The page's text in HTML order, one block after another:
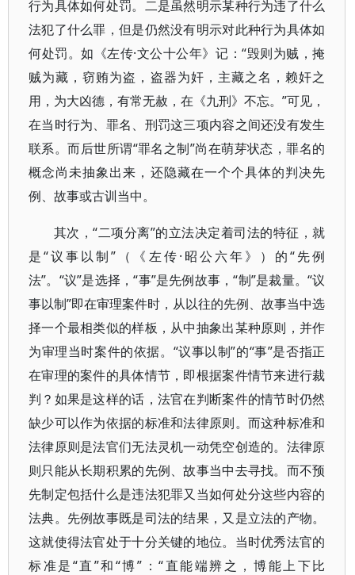
行为具体如何处罚。二是虽然明示某种行为违了什么
法犯了什么罪，但是仍然没有明示对此种行为具体如
何处罚。如《左传·文公十公年》记：“毁则为贼，掩
贼为藏，窃贿为盗，盗器为奸，主藏之名，赖奸之
用，为大凶德，有常无赦，在《九刑》不忘。”可见，
在当时行为、罪名、刑罚这三项内容之间还没有发生
联系。而后世所谓“罪名之制”尚在萌芽状态，罪名的
概念尚未抽象出来，还隐藏在一个个具体的判决先
例、故事或古训当中。
其次，“二项分离”的立法决定着司法的特征，就
是“议事以制”（《左传·昭公六年》）的“先例
法”。“议”是选择，“事”是先例故事，“制”是裁量。“议
事以制”即在审理案件时，从以往的先例、故事当中选
择一个最相类似的样板，从中抽象出某种原则，并作
为审理当时案件的依据。“议事以制”的“事”是否指正
在审理的案件的具体情节，即根据案件情节来进行裁
判？如果是这样的话，法官在判断案件的情节时仍然
缺少可以作为依据的标准和法律原则。而这种标准和
法律原则是法官们无法灵机一动凭空创造的。法律原
则只能从长期积累的先例、故事当中去寻找。而不预
先制定包括什么是违法犯罪又当如何处分这些内容的
法典。先例故事既是司法的结果，又是立法的产物。
这就使得法官处于十分关键的地位。当时优秀法官的
标准是“直”和“博”：“直能端辨之，博能上下比